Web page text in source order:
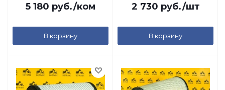
5 180 руб./ком
В корзину
2 730 руб./шт
В корзину